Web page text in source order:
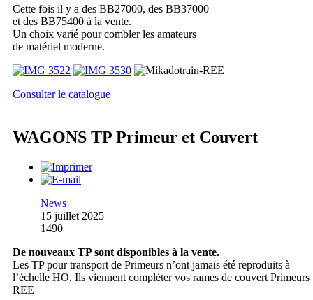
Cette fois il y a des BB27000, des BB37000
et des BB75400 à la vente.
Un choix varié pour combler les amateurs
de matériel moderne.
Consulter le catalogue
WAGONS TP Primeur et Couvert
News
15 juillet 2025
1490
De nouveaux TP sont disponibles à la vente.
Les TP pour transport de Primeurs n’ont jamais été reproduits à
l’échelle HO. Ils viennent compléter vos rames de couvert Primeurs
REE